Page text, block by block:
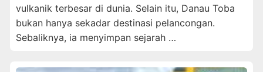
vulkanik terbesar di dunia. Selain itu, Danau Toba
bukan hanya sekadar destinasi pelancongan.
Sebaliknya, ia menyimpan sejarah …